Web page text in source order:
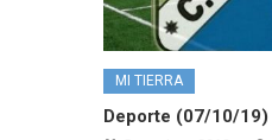
MI TIERRA
Deporte (07/10/19)